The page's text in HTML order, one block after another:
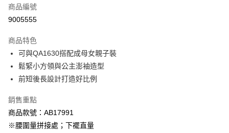
萊爾富取貨付款
付款後萊爾富取貨
每筆NT$60，滿NT$1,000(含以上)免運費
7-11取貨付款
每筆NT$60，滿NT$1,000(含以上)免運費
付款後7-11取貨
每筆NT$60，滿NT$1,000(含以上)免運費
商品編號
9005555
商品特色
可與QA1630搭配成母女親子裝
鬆緊小方領與公主澎袖造型
前短後長設計打造好比例
銷售重點
商品款號：AB17991
※腰圍量拼接處；下襬直量